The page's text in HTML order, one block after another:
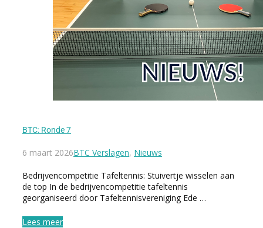
BTC: Ronde 7
6 maart 2026BTC Verslagen, Nieuws
Bedrijvencompetitie Tafeltennis: Stuivertje wisselen aan
de top In de bedrijvencompetitie tafeltennis
georganiseerd door Tafeltennisvereniging Ede …
Lees meer